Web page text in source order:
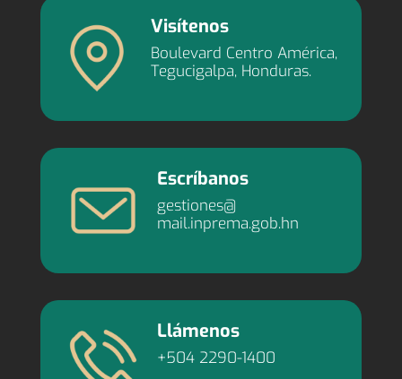
Visítenos
Boulevard Centro América,
Tegucigalpa, Honduras.
Escríbanos
gestiones@
mail.inprema.gob.hn
Llámenos
+504 2290-1400